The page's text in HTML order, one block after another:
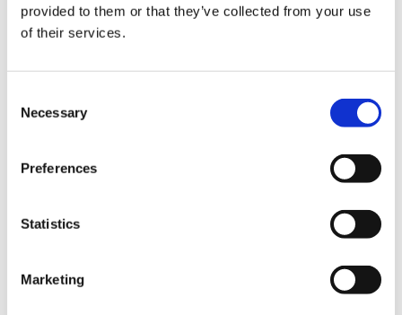
provided to them or that they’ve collected from your use
of their services.
Selection
Necessary
Preferences
Statistics
Marketing
お届け開始日： 2026/01/29 ～
カプコンフィギュアビルダー クリエイターズモデル 火竜
22,000円(税込)
在庫：○ |1100ポイント